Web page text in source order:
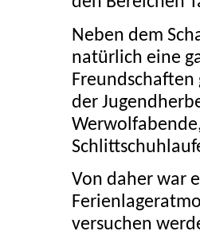
Neben dem
natürlich eine
Freundschaften
der
Von daher war
versuchen